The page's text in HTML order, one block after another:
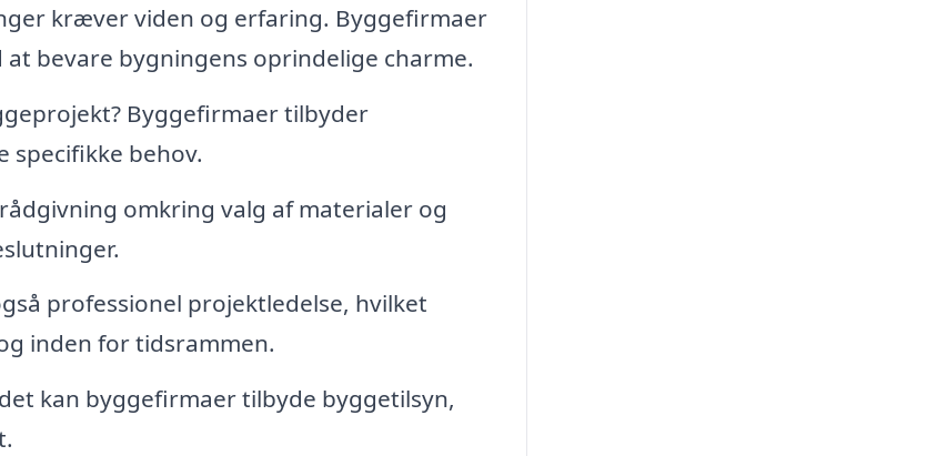
kræver viden og erfaring. Byggefirmaer
bevare bygningens oprindelige charme.
Byggefirmaer tilbyder
specifikke behov.
omkring valg af materialer og
professionel projektledelse, hvilket
inden for tidsrammen.
kan byggefirmaer tilbyde byggetilsyn,